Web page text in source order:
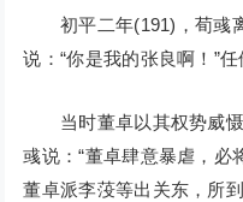
初平二年(191)，荀彧离
说：“你是我的张良啊！”
当时董卓以其权势威慑
彧说：“董卓肆意暴虐，必
董卓派李莈等出关东，所